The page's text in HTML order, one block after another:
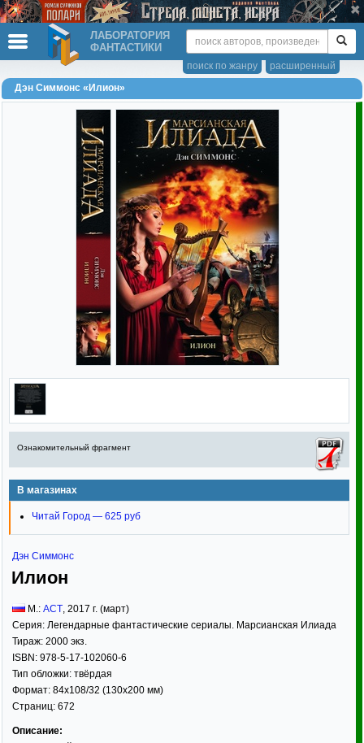
ЛАБОРАТОРИЯ
ФАНТАСТИКИ
расширенный
поиск по жанру
Дэн Симмонс «Илион»
Ознакомительный фрагмент
В магазинах
Читай Город — 625 руб
Дэн Симмонс
Илион
М.: АСТ 2017 г. (март)
Серия: Легендарные фантастические сериалы. Марсианская Илиада
Тираж: 2000 экз.
ISBN: 978-5-17-102060-6
Тип обложки: твёрдая
Формат: 84x108/32 (130x200 мм)
Страниц: 672
Описание: